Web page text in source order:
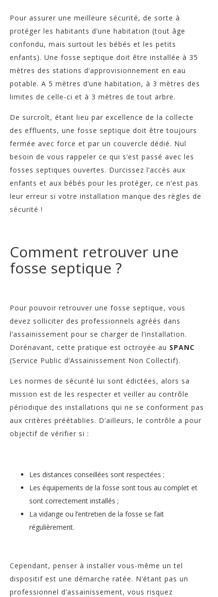
Pour assurer une meilleure sécurité, de sorte à
protéger les habitants d’une habitation (tout âge
confondu, mais surtout les bébés et les petits
enfants). Une fosse septique doit être installée à 35
mètres des stations d’approvisionnement en eau
potable. A 5 mètres d’une habitation, à 3 mètres des
limites de celle-ci et à 3 mètres de tout arbre.
De surcroît, étant lieu par excellence de la collecte
des effluents, une fosse septique doit être toujours
fermée avec force et par un couvercle dédié. Nul
besoin de vous rappeler ce qui s’est passé avec les
fosses septiques ouvertes. Durcissez l’accès aux
enfants et aux bébés pour les protéger, ce n’est pas
leur erreur si votre installation manque des règles de
sécurité !
Comment retrouver une
fosse septique ?
Pour pouvoir retrouver une fosse septique, vous
devez solliciter des professionnels agréés dans
l’assainissement pour se charger de l’installation.
Dorénavant, cette pratique est octroyée au SPANC
(Service Public d’Assainissement Non Collectif).
Les normes de sécurité lui sont édictées, alors sa
mission est de les respecter et veiller au contrôle
périodique des installations qui ne se conforment pas
aux critères préétablies. D’ailleurs, le contrôle a pour
objectif de vérifier si :
Les distances conseillées sont respectées ;
Les équipements de la fosse sont tous au complet et
sont correctement installés ;
La vidange ou l’entretien de la fosse se fait
régulièrement.
Cependant, penser à installer vous-même un tel
dispositif est une démarche ratée. N’étant pas un
professionnel d’assainissement, vous risquez